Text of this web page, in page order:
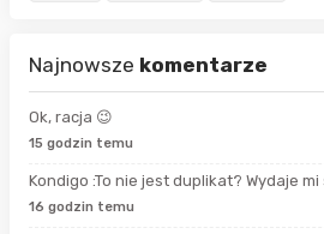
Najnowsze komentarze
Ok, racja 😉
15 godzin temu
Kondigo :To nie jest duplikat? Wydaje mi
16 godzin temu